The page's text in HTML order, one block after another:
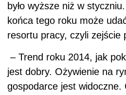
było wyższe niż w
końca tego roku może
resortu pracy, czyli zejście
– Trend roku 2014, jak
jest dobry. Ożywienie na
gospodarce jest widoczne.